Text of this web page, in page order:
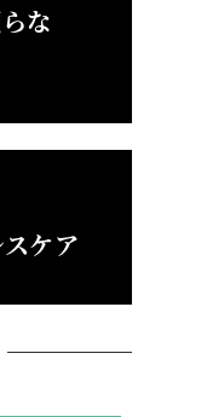
な
ケア